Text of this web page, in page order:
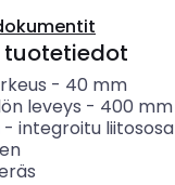
tuotetiedot
- 40 mm
leveys - 400 mm
- integroitu liitososa